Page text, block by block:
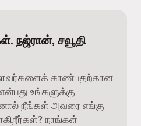
நஜ்ரான், சவூதி
காண்பதற்கான
உங்களுக்கு
நீங்கள் அவரை எங்கு
நாங்கள்